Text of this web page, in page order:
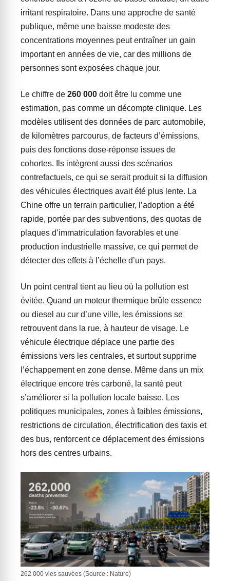
irritant respiratoire. Dans une approche de santé
publique, même une baisse modeste des
concentrations moyennes peut entraîner un gain
important en années de vie, car des millions de
personnes sont exposées chaque jour.
Le chiffre de 260 000 doit être lu comme une
estimation, pas comme un décompte clinique. Les
modèles utilisent des données de parc automobile,
de kilomètres parcourus, de facteurs d’émissions,
puis des fonctions dose-réponse issues de
cohortes. Ils intègrent aussi des scénarios
contrefactuels, ce qui se serait produit si la diffusion
des véhicules électriques avait été plus lente. La
Chine offre un terrain particulier, l’adoption a été
rapide, portée par des subventions, des quotas de
plaques d’immatriculation favorables et une
production industrielle massive, ce qui permet de
détecter des effets à l’échelle d’un pays.
Un point central tient au lieu où la pollution est
évitée. Quand un moteur thermique brûle essence
ou diesel au cur d’une ville, les émissions se
retrouvent dans la rue, à hauteur de visage. Le
véhicule électrique déplace une partie des
émissions vers les centrales, et surtout supprime
l’échappement en zone dense. Même dans un mix
électrique encore très carboné, la santé peut
s’améliorer si la pollution locale baisse. Les
politiques municipales, zones à faibles émissions,
restrictions de circulation, électrification des taxis et
des bus, renforcent ce déplacement des émissions
hors des centres urbains.
262 000 vies sauvées (Source : Nature)